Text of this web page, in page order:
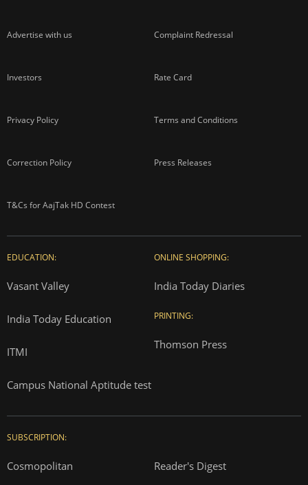
Advertise with us Complaint Redressal
Investors Rate Card
Privacy Policy Terms and Conditions
Correction Policy Press Releases
T&Cs for AajTak HD Contest
EDUCATION:
Vasant Valley
India Today Education
ITMI
Campus National Aptitude test
ONLINE SHOPPING:
India Today Diaries
PRINTING:
Thomson Press
SUBSCRIPTION:
Cosmopolitan Reader's Digest